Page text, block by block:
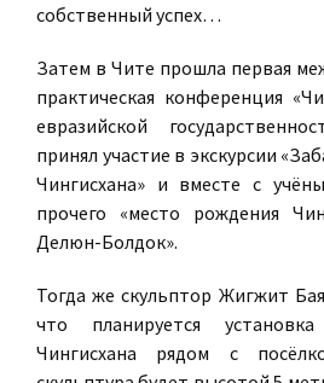
собственный успех…
Затем в Чите прошла первая
практическая конференция
евразийской
принял участие в экскурсии
Чингисхана» и вместе с
прочего «место рождения
Делюн-Болдок».
Тогда же скульптор Жигжит
что планируется
Чингисхана рядом с